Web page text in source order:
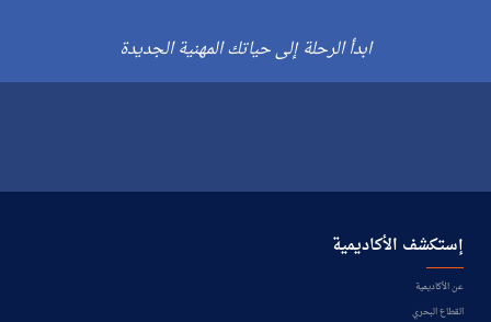
ابدأ الرحلة إلى حياتك المهنية الجديدة
إستكشف الأكاديمية
عن الأكاديمية
القطاع البحري